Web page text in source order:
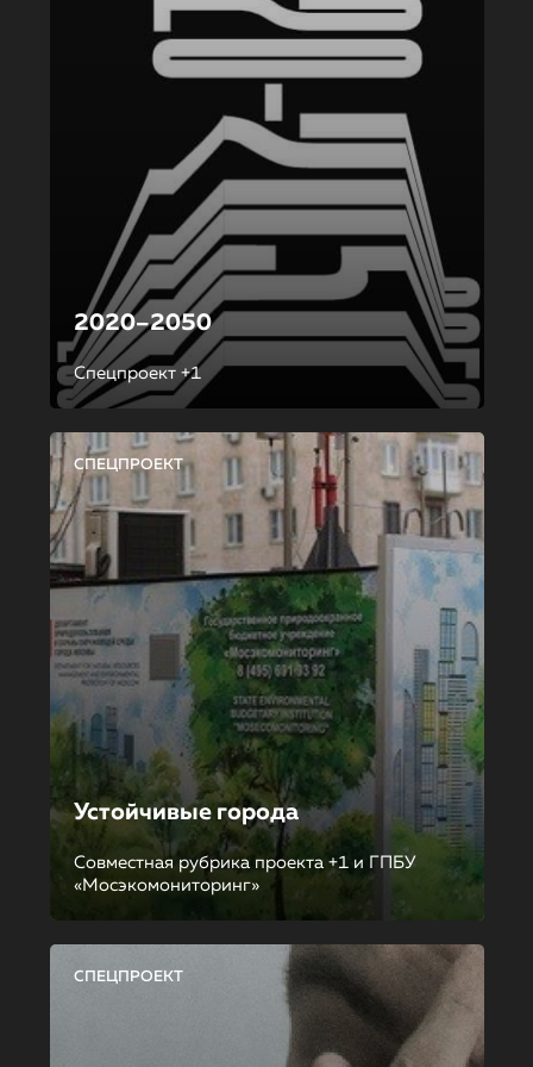
2020–2050
Спецпроект +1
СПЕЦПРОЕКТ
Устойчивые города
Совместная рубрика проекта +1 и ГПБУ
«Мосэкомониторинг»
СПЕЦПРОЕКТ